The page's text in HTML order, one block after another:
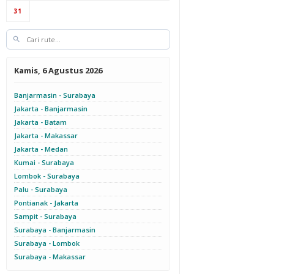
31
Kamis, 6 Agustus 2026
Banjarmasin - Surabaya
Jakarta - Banjarmasin
Jakarta - Batam
Jakarta - Makassar
Jakarta - Medan
Kumai - Surabaya
Lombok - Surabaya
Palu - Surabaya
Pontianak - Jakarta
Sampit - Surabaya
Surabaya - Banjarmasin
Surabaya - Lombok
Surabaya - Makassar